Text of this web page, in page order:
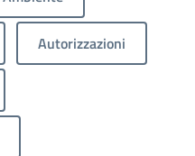
Autorizzazioni